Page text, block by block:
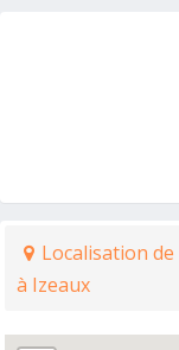
Localisation de
à Izeaux